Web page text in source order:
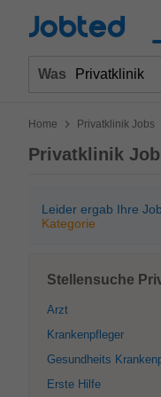
Jobted
Was
Home > Privatklinik Jobs
Privatklinik
Leider ergab Ihre
Kategorie
Stellensuche
Arzt
Krankenpfleger
Gesundheits
Erste Hilfe